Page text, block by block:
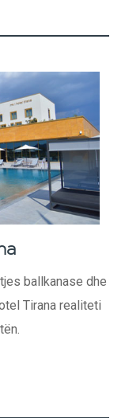
ballkanase dhe
Tirana realiteti